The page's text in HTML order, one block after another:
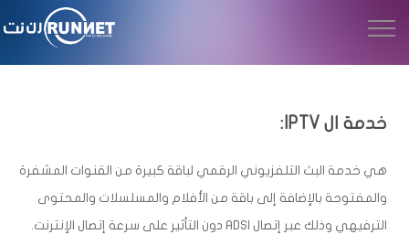
خدمة ال IPTV:
هي خدمة البث التلفزيوني الرقمي لباقة كبيرة من القنوات المشفرة
والمفتوحة بالإضافة إلى باقة من الأفلام والمسلسلات والمحتوى
الترفيهي وذلك عبر إتصال ADSl دون التأثير على سرعة إتصال الإنترنت.